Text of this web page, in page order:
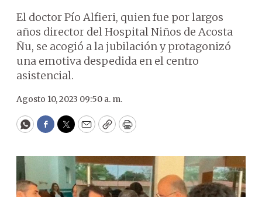
El doctor Pío Alfieri, quien fue por largos
años director del Hospital Niños de Acosta
Ñu, se acogió a la jubilación y protagonizó
una emotiva despedida en el centro
asistencial.
Agosto 10, 2023 09:50 a. m.
WhatsApp
Facebook
Twitter
EmailCopyPrint